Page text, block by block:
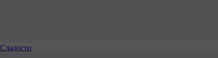
Сладости